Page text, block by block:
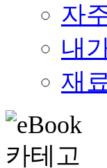
자
내
재